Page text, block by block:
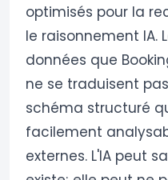
optimisés pour la
le raisonnement IA.
données que
ne se traduisent
schéma structuré
facilement
externes. L'IA peut